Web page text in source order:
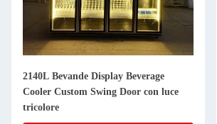
2140L Bevande Display Beverage
Cooler Custom Swing Door con luce
tricolore